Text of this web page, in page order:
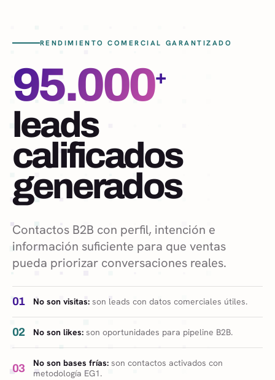
RENDIMIENTO COMERCIAL GARANTIZADO
95.000+
leads
calificados
generados
Contactos B2B con perfil, intención e
información suficiente para que ventas
pueda priorizar conversaciones reales.
01 No son visitas:son leads con datos comerciales útiles.
02 No son likes:son oportunidades para pipeline B2B.
03 No son bases frías:son contactos activados con
metodología EG1.